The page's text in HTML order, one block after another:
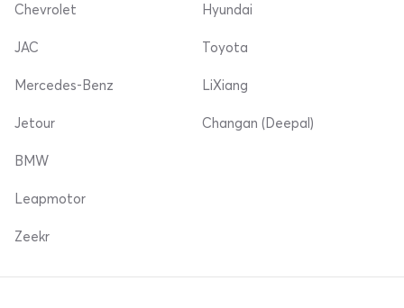
Chevrolet Hyundai
JAC
Mercedes-Benz
Jetour
Toyota
LiXiang
Changan (Deepal)
BMW
Leapmotor
Zeekr